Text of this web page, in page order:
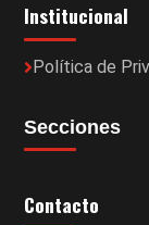
Institucional
Política de
Secciones
Contacto